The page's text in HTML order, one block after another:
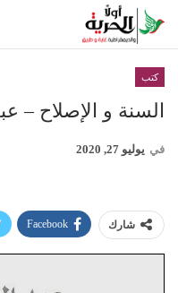
كتب
السنة و الإصلاح –
في يوليو 27, 2020
شارك Facebook